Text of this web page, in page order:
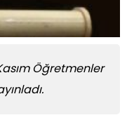
Öğretmenler